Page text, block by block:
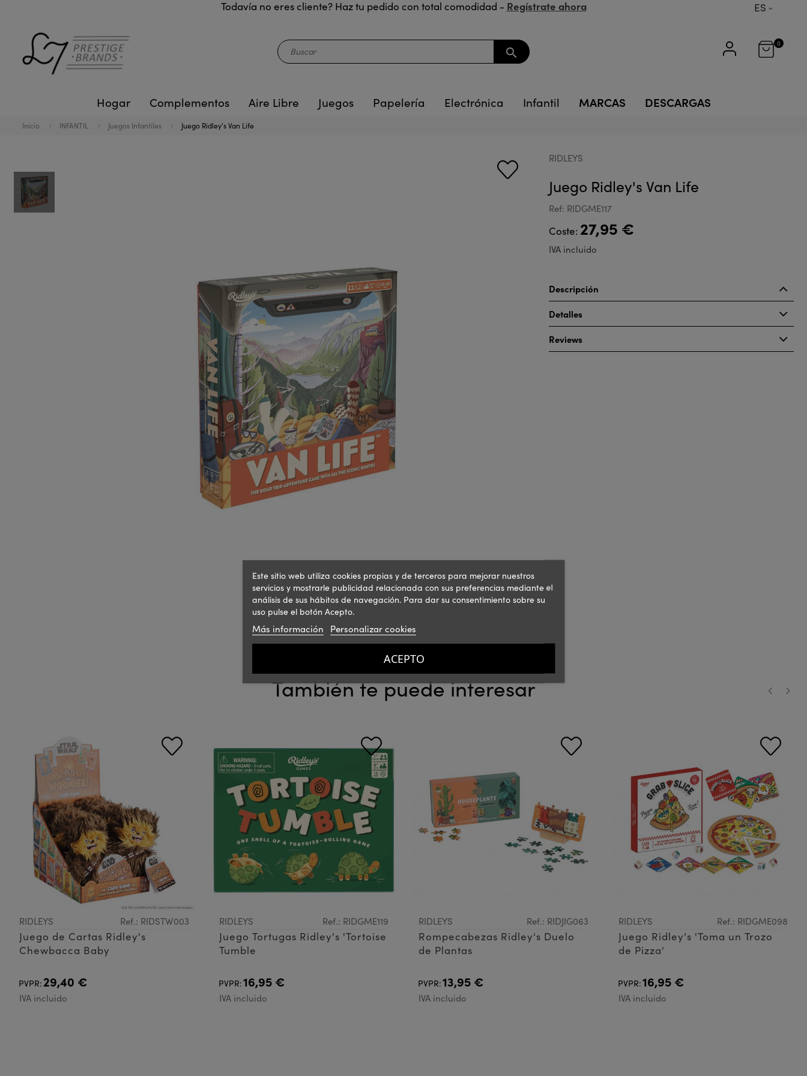
Todavía no eres cliente? Haz tu pedido con total comodidad - Regístrate ahora ES
search
0
Hogar Complementos Aire Libre Juegos Papelería Electrónica Infantil MARCAS DESCARGAS
Inicio INFANTIL Juegos Infantiles Juego Ridley's Van Life
RIDLEYS
Juego Ridley's Van Life
Ref: RIDGME117
Coste: 27,95 €
IVA incluido
Descripción
Detalles
Reviews
También te puede interesar
RIDLEYS Ref.: RIDSTW003
Juego de Cartas Ridley's
Chewbacca Baby
PVPR: 29,40 €
IVA incluido
RIDLEYS Ref.: RIDGME119
Juego Tortugas Ridley's 'Tortoise
Tumble
PVPR:16,95 €
IVA incluido
RIDLEYS Ref.: RIDJIG063
Rompecabezas Ridley's Duelo
de Plantas
PVPR:13,95 €
IVA incluido
RIDLEYS Ref.: RIDGME098
Juego Ridley's 'Toma un Trozo
de Pizza'
PVPR:16,95 €
IVA incluido
Este sitio web utiliza cookies propias y de terceros para mejorar nuestros
servicios y mostrarle publicidad relacionada con sus preferencias mediante el
análisis de sus hábitos de navegación. Para dar su consentimiento sobre su
uso pulse el botón Acepto.
Más información Personalizar cookies
ACEPTO